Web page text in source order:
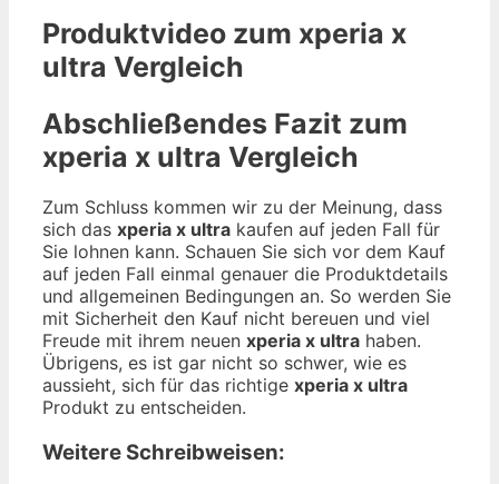
Produktvideo zum xperia x
ultra Vergleich
Abschließendes Fazit zum
xperia x ultra Vergleich
Zum Schluss kommen wir zu der Meinung, dass
sich das xperia x ultra kaufen auf jeden Fall für
Sie lohnen kann. Schauen Sie sich vor dem Kauf
auf jeden Fall einmal genauer die Produktdetails
und allgemeinen Bedingungen an. So werden Sie
mit Sicherheit den Kauf nicht bereuen und viel
Freude mit ihrem neuen xperia x ultra haben.
Übrigens, es ist gar nicht so schwer, wie es
aussieht, sich für das richtige xperia x ultra
Produkt zu entscheiden.
Weitere Schreibweisen: